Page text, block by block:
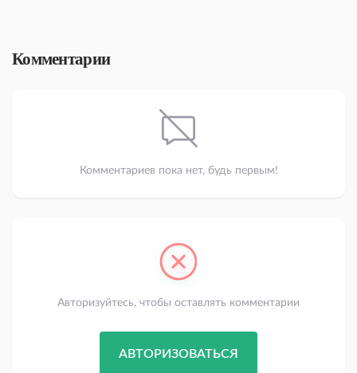
Комментарии
Комментариев пока нет, будь первым!
Авторизуйтесь, чтобы оставлять комментарии
АВТОРИЗОВАТЬСЯ